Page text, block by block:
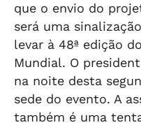
que o envio do
será uma
levar à 48ª edição
Mundial. O
na noite desta
sede do evento. A
também é uma